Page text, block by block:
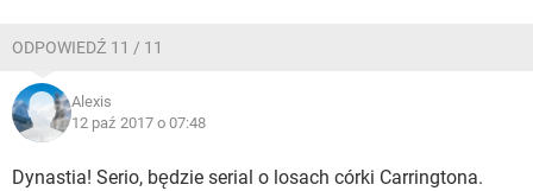
ODPOWIEDŹ 11 / 11
Alexis
12 paź 2017 o 07:48
Dynastia! Serio, będzie serial o losach córki Carringtona.